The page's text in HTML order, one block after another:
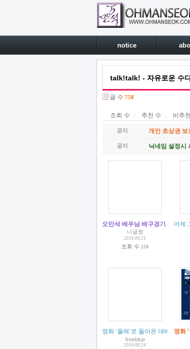
notice
talk!talk! - 자유로운 수
글 수 758
조회 수 추천 수 비추
공지 개인 초상권 보
공지 닉네임 설정시
오만석 배우님 배구경기 시구 참
너굴짱
2016.09.21
조회 수 124
어제
영화 ‘올레’로 돌아온 대배우
freeblue
2016.08.24
영화